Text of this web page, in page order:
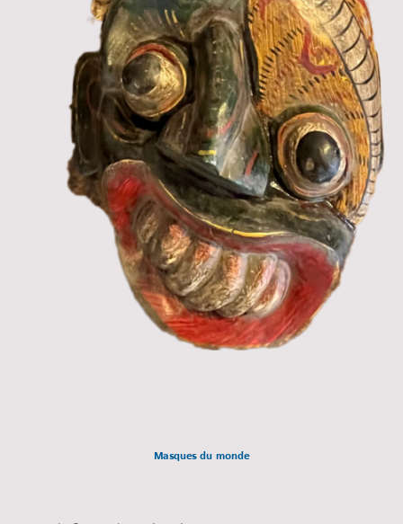
Masques du monde